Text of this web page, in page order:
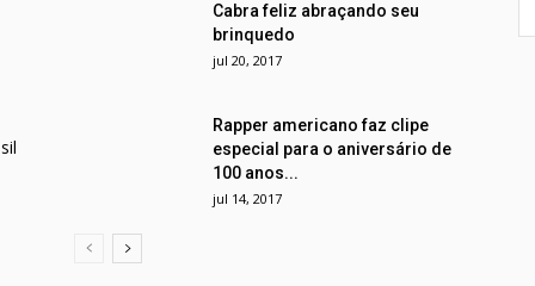
Cabra feliz abraçando seu
brinquedo
jul 20, 2017
Rapper americano faz clipe
especial para o aniversário de
100 anos...
jul 14, 2017